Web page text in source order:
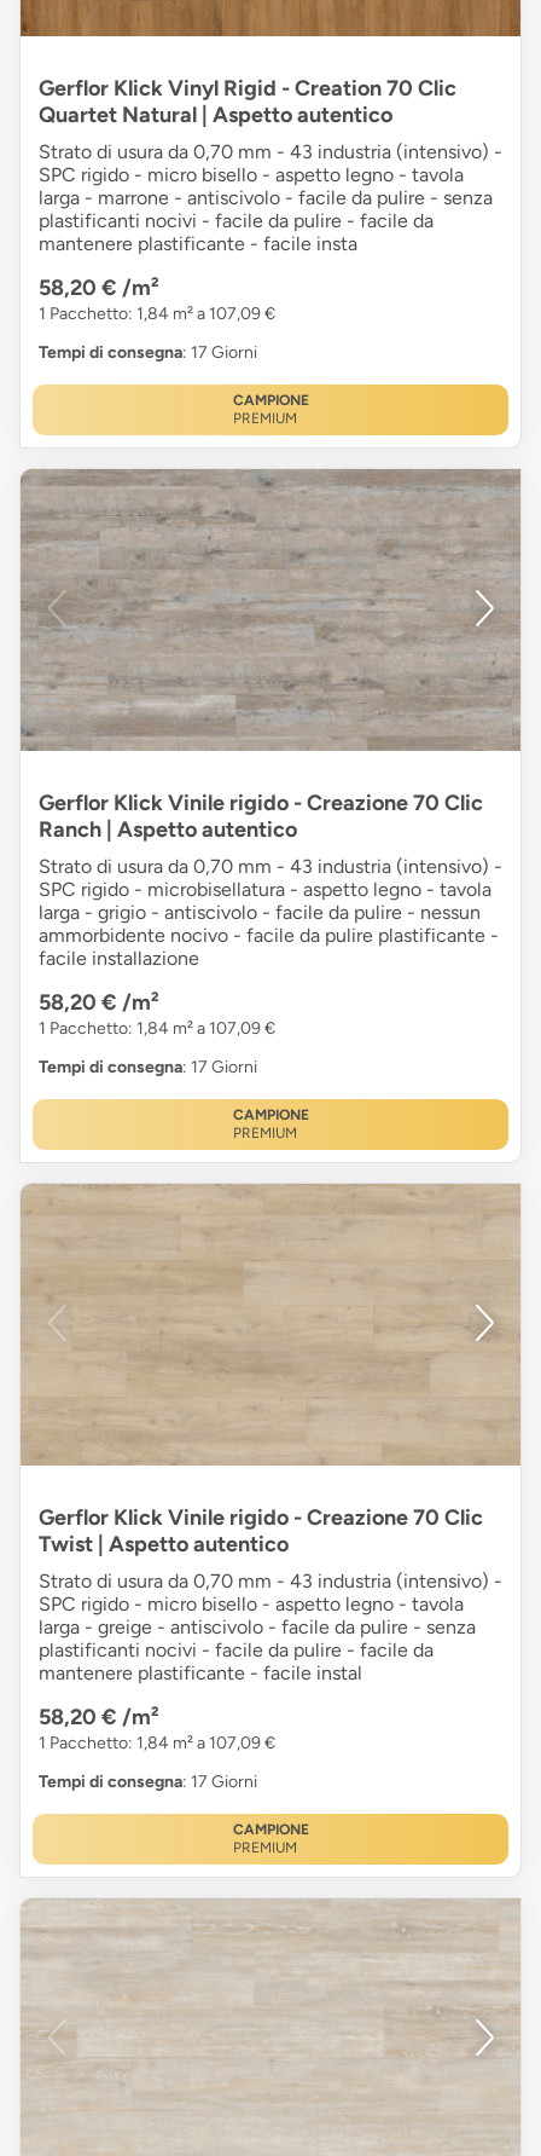
Gerflor Klick Vinyl Rigid - Creation 70 Clic
Quartet Natural | Aspetto autentico
Strato di usura da 0,70 mm - 43 industria (intensivo) -
SPC rigido - micro bisello - aspetto legno - tavola
larga - marrone - antiscivolo - facile da pulire - senza
plastificanti nocivi - facile da pulire - facile da
mantenere plastificante - facile insta
58,20 € /m²
1 Pacchetto: 1,84 m² a 107,09 €
Tempi di consegna: 17 Giorni
CAMPIONE
PREMIUM
Gerflor Klick Vinile rigido - Creazione 70 Clic
Ranch | Aspetto autentico
Strato di usura da 0,70 mm - 43 industria (intensivo) -
SPC rigido - microbisellatura - aspetto legno - tavola
larga - grigio - antiscivolo - facile da pulire - nessun
ammorbidente nocivo - facile da pulire plastificante -
facile installazione
58,20 € /m²
1 Pacchetto: 1,84 m² a 107,09 €
Tempi di consegna: 17 Giorni
CAMPIONE
PREMIUM
Gerflor Klick Vinile rigido - Creazione 70 Clic
Twist | Aspetto autentico
Strato di usura da 0,70 mm - 43 industria (intensivo) -
SPC rigido - micro bisello - aspetto legno - tavola
larga - greige - antiscivolo - facile da pulire - senza
plastificanti nocivi - facile da pulire - facile da
mantenere plastificante - facile instal
58,20 € /m²
1 Pacchetto: 1,84 m² a 107,09 €
Tempi di consegna: 17 Giorni
CAMPIONE
PREMIUM